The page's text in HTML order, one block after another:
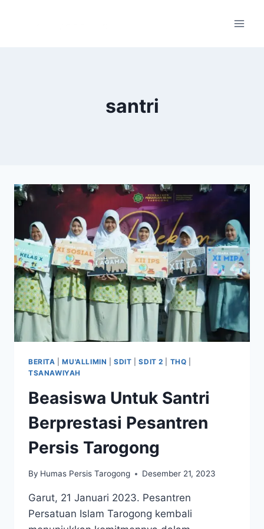
santri
BERITA |MU'ALLIMIN |SDIT |SDIT 2 THQ
TSANAWIYAH
Beasiswa Untuk Santri
Berprestasi Pesantren
Persis Tarogong
By Humas Persis Tarogong Desember 21, 2023
Garut, 21 Januari 2023. Pesantren
Persatuan Islam Tarogong kembali